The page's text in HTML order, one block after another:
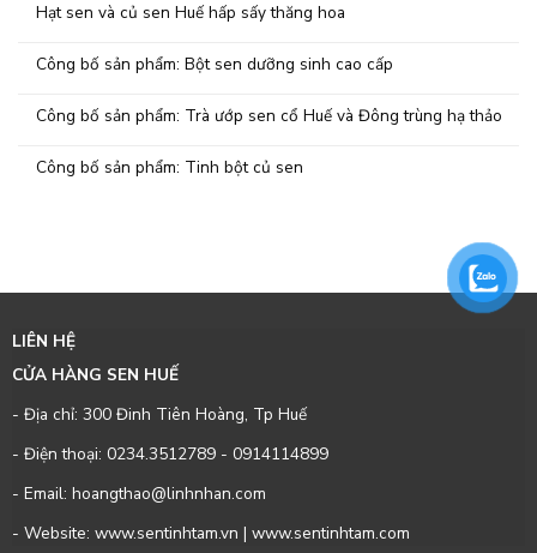
Hạt sen và củ sen Huế hấp sấy thăng hoa
Công bố sản phẩm: Bột sen dưỡng sinh cao cấp
Công bố sản phẩm: Trà ướp sen cổ Huế và Đông trùng hạ thảo
Công bố sản phẩm: Tinh bột củ sen
LIÊN HỆ
CỬA HÀNG SEN HUẾ
- Địa chỉ: 300 Đinh Tiên Hoàng, Tp Huế
- Điện thoại: 0234.3512789- 0914114899
- Email: hoangthao@linhnhan.com
- Website: www.sentinhtam.vn | www.sentinhtam.com